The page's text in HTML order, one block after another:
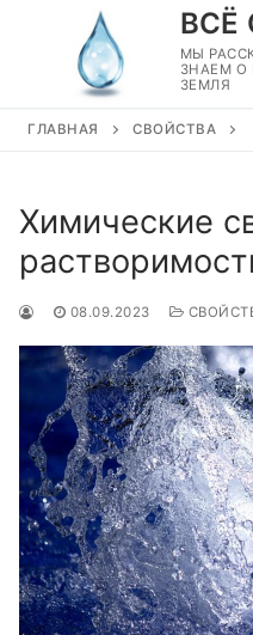
содержимому
ВСЁ
МЫ
ЗНАЕМ О
ЗЕМЛЯ
ГЛАВНАЯ СВОЙСТВА
Химические
08.09.2023